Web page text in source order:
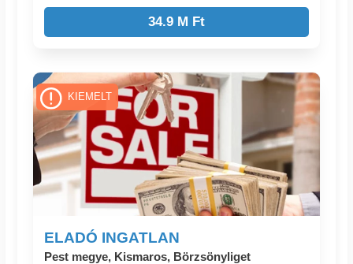
34.9 M Ft
ELADÓ INGATLAN
Pest megye, Kismaros, Börzsönyliget
KIEMELT